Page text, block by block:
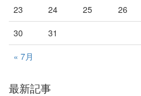
« 7月
23
24 25 26
30
31
最新記事